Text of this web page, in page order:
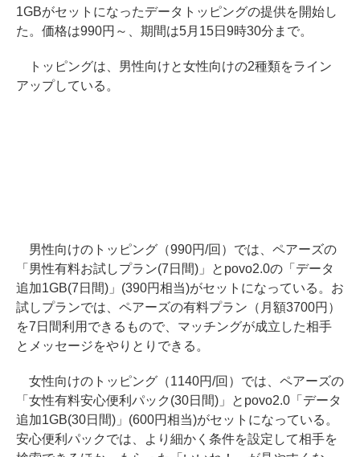
1GBがセットになったデータトッピングの提供を開始し
た。価格は990円～、期間は5月15日9時30分まで。
トッピングは、男性向けと女性向けの2種類をライン
アップしている。
男性向けのトッピング（990円/回）では、ペアーズの
「男性有料お試しプラン(7日間)」とpovo2.0の「データ
追加1GB(7日間)」(390円相当)がセットになっている。お
試しプランでは、ペアーズの有料プラン（月額3700円）
を7日間利用できるもので、マッチングが成立した相手
とメッセージをやりとりできる。
女性向けのトッピング（1140円/回）では、ペアーズの
「女性有料安心便利パック(30日間)」とpovo2.0「データ
追加1GB(30日間)」(600円相当)がセットになっている。
安心便利パックでは、より細かく条件を設定して相手を